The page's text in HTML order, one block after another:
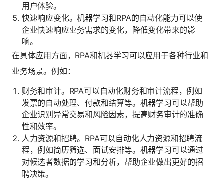
用户体验。
快速响应变化。机器学习和RPA的自动化能力可以使
企业快速响应业务需求的变化，降低变化带来的影
响。
在具体应用方面，RPA和机器学习可以应用于各种行业和
业务场景。例如：
财务和审计。RPA可以自动化财务和审计流程，例如
发票的自动处理、付款和结算等。机器学习可以帮助
企业识别异常交易和风险因素，提高财务审计的准确
性和效率。
人力资源和招聘。RPA可以自动化人力资源和招聘流
程，例如简历筛选、面试安排等。机器学习可以通过
对候选者数据的学习和分析，帮助企业做出更好的招
聘决策。